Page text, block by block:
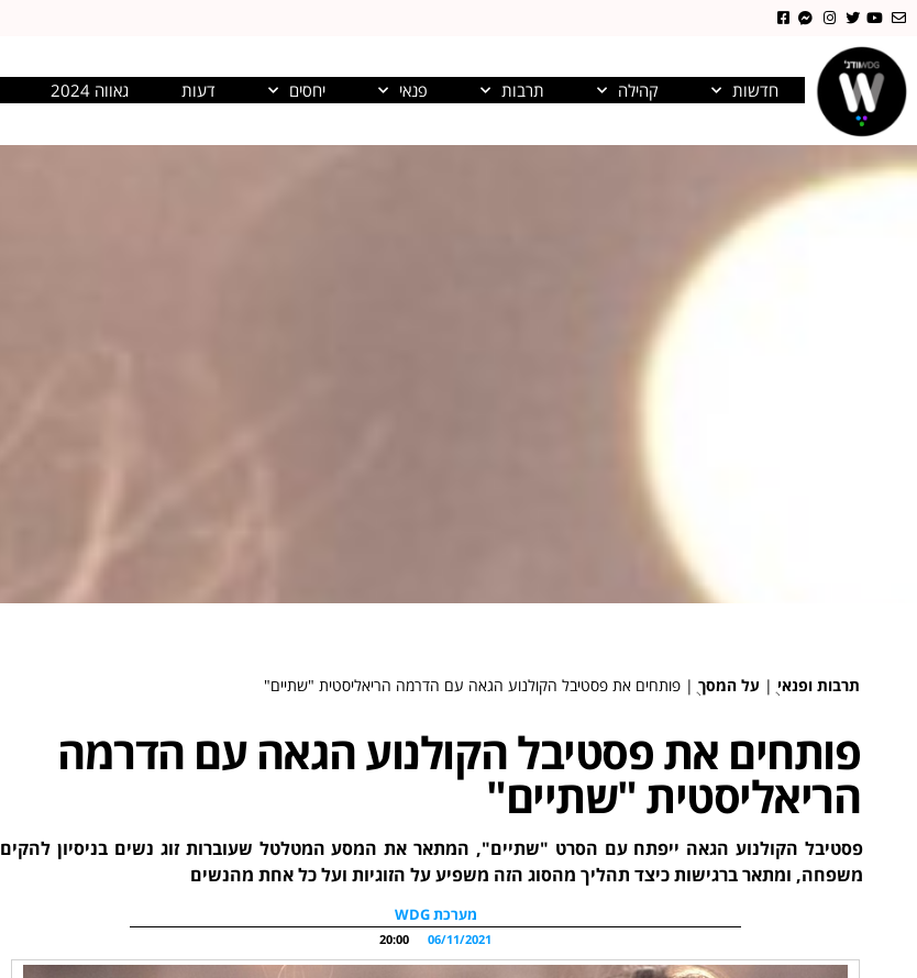
חדשות קהילה תרבות פנאי יחסים דעות גאווה 2024
תרבות ופנאי ֻ| על המסך ֻ| פותחים את פסטיבל הקולנוע הגאה עם הדרמה הריאליסטית "שתיים"
פותחים את פסטיבל הקולנוע הגאה עם הדרמה
הריאליסטית "שתיים"
פסטיבל הקולנוע הגאה ייפתח עם הסרט "שתיים", המתאר את המסע המטלטל שעוברות זוג נשים בניסיון להקים
משפחה, ומתאר ברגישות כיצד תהליך מהסוג הזה משפיע על הזוגיות ועל כל אחת מהנשים
מערכת WDG
06/11/2021
20:00